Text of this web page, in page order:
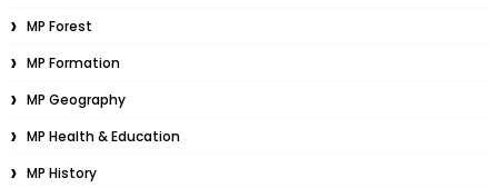
MP Forest
MP Formation
MP Geography
MP Health & Education
MP History